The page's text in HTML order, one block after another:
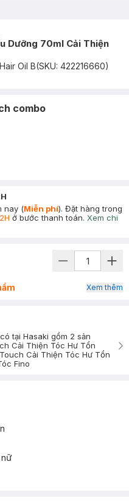
Dưỡng 70ml Cải Thiện
Oil B(SKU: 422216660)
combo
nay (Miễn phí). Đặt hàng trong
2H ở bước thanh toán. Xem chi
Xem thêm
tại Hasaki gồm 2 sản
Cải Thiện Tóc Hư Tổn
Cải Thiện Tóc Hư Tổn
Fino